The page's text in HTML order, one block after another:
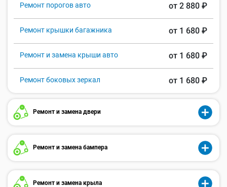
Ремонт порогов авто от 2 880 ₽
Ремонт крышки багажника от 1 680 ₽
Ремонт и замена крыши авто от 1 680 ₽
Ремонт боковых зеркал от 1 680 ₽
Ремонт и замена двери
Ремонт и замена бампера
Ремонт и замена крыла